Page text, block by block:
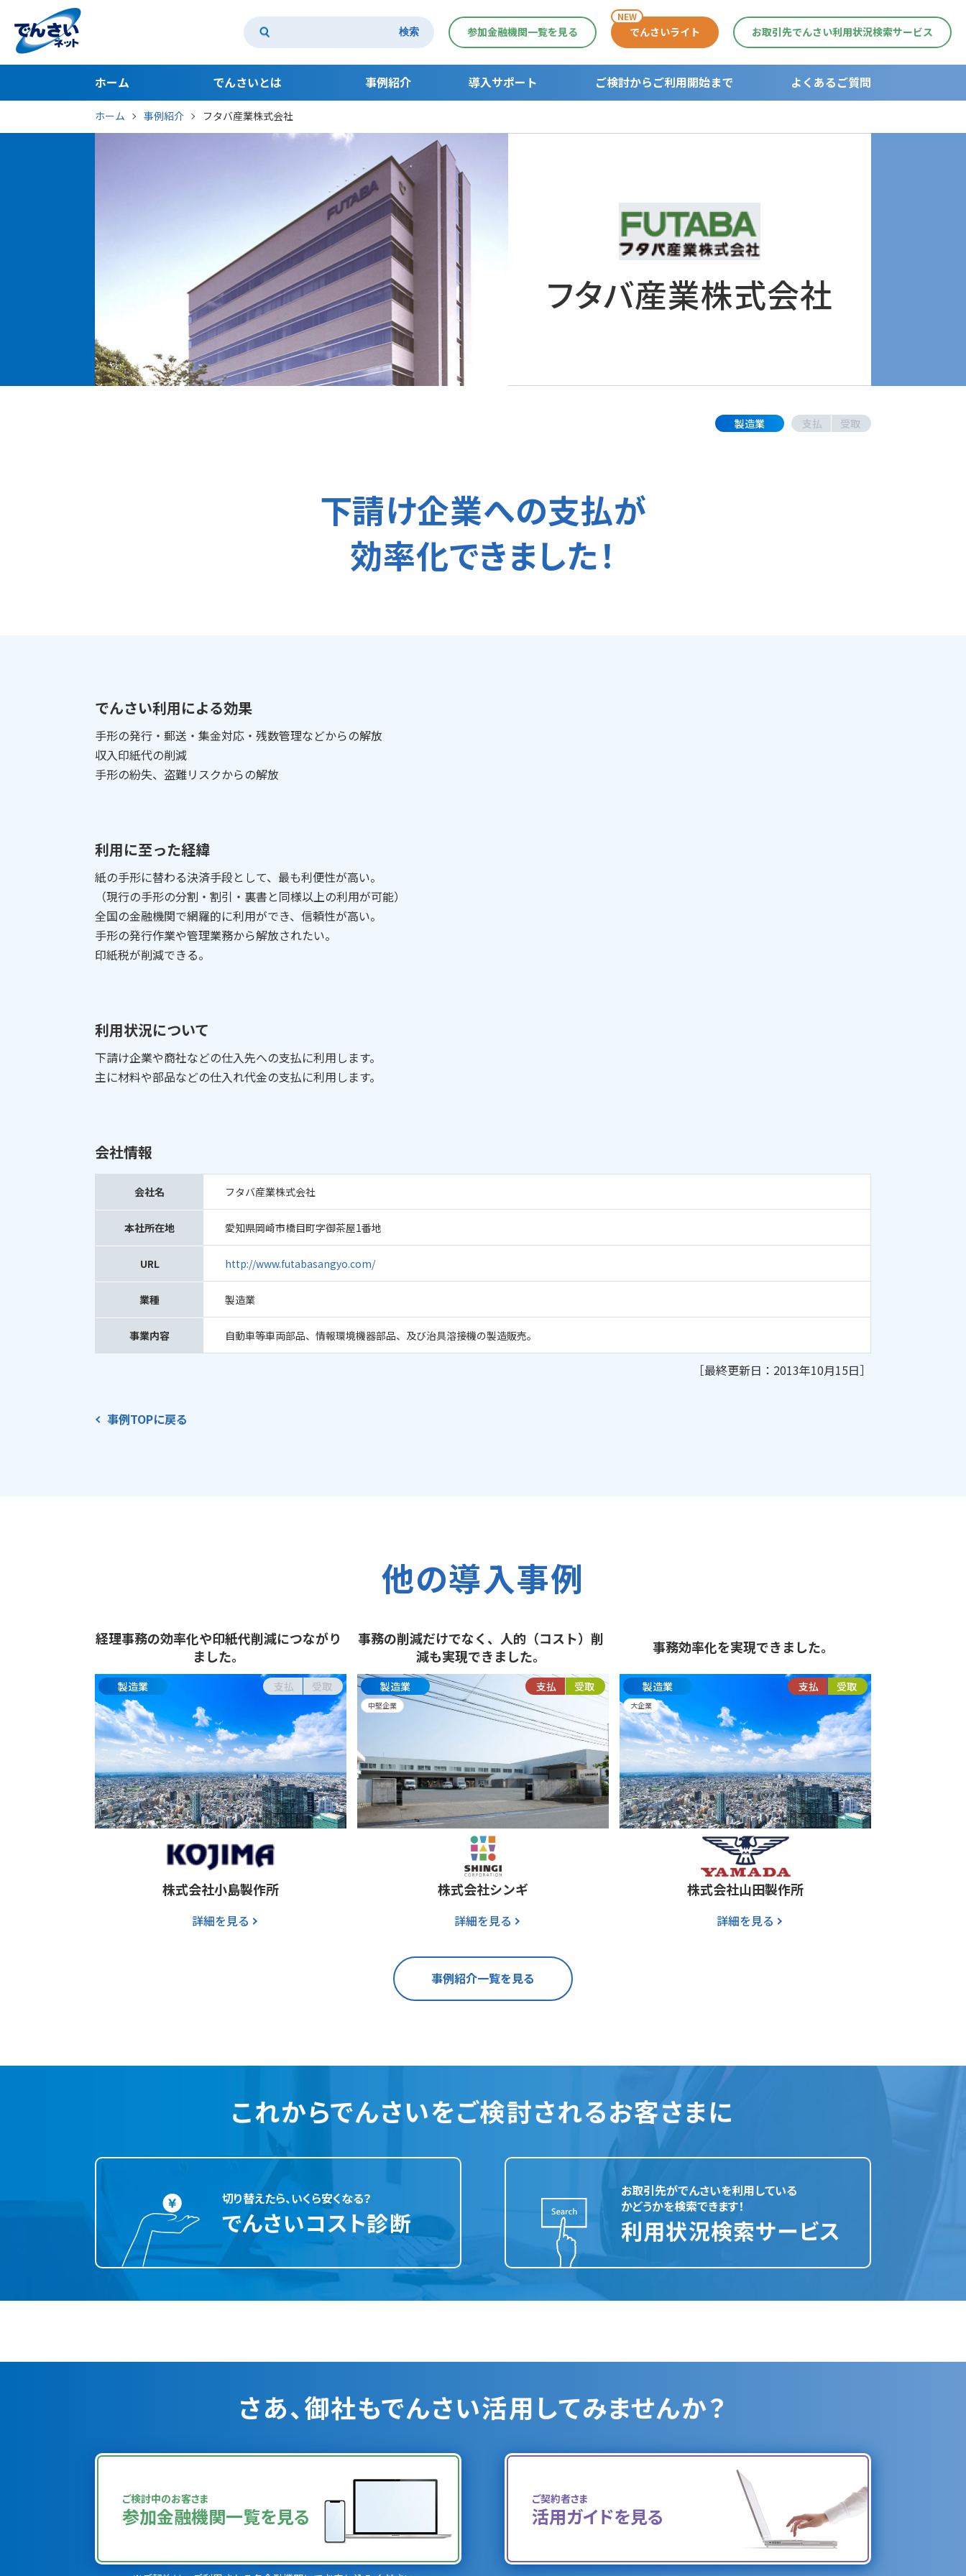
検索 参加金融機関一覧を見る でんさいライト
NEW
お取引先でんさい利用状況検索サービス
ホーム でんさいとは
でんさいとは
事例紹介 導入サポート ご検討からご利用開始まで
契約者さま活用ガイド
よくあるご質問
ホーム 事例紹介 フタバ産業株式会社
フタバ産業株式会社
製造業 支払 受取
下請け企業への支払が
効率化できました！
でんさい利用による効果
手形の発行・郵送・集金対応・残数管理などからの解放
収入印紙代の削減
手形の紛失、盗難リスクからの解放
利用に至った経緯
紙の手形に替わる決済手段として、最も利便性が高い。
（現行の手形の分割・割引・裏書と同様以上の利用が可能）
全国の金融機関で網羅的に利用ができ、信頼性が高い。
手形の発行作業や管理業務から解放されたい。
印紙税が削減できる。
利用状況について
下請け企業や商社などの仕入先への支払に利用します。
主に材料や部品などの仕入れ代金の支払に利用します。
会社情報
会社名 フタバ産業株式会社
本社所在地 愛知県岡崎市橋目町字御茶屋1番地
URL http://www.futabasangyo.com/
業種 製造業
事業内容 自動車等車両部品、情報環境機器部品、及び治具溶接機の製造販売。
［最終更新日：2013年10月15日］
事例TOPに戻る
他の導入事例
経理事務の効率化や印紙代削減につながり
ました。
製造業 支払 受取
株式会社小島製作所
詳細を見る
事務の削減だけでなく、 人的（コスト）削
減も実現できました。
製造業
中堅企業
支払 受取
株式会社シンギ
詳細を見る
事務効率化を実現できました。
製造業
大企業
支払 受取
株式会社山田製作所
詳細を見る
事例紹介一覧を見る
これからでんさいをご検討されるお客さまに
切り替えたら、いくら安くなる？
でんさいコスト診断
お取引先がでんさいを利用している
かどうかを検索できます！
利用状況検索サービス
さあ、御社もでんさい活用してみませんか？
ご検討中のお客さま
参加金融機関一覧を見る
ご契約者さま
活用ガイドを見る